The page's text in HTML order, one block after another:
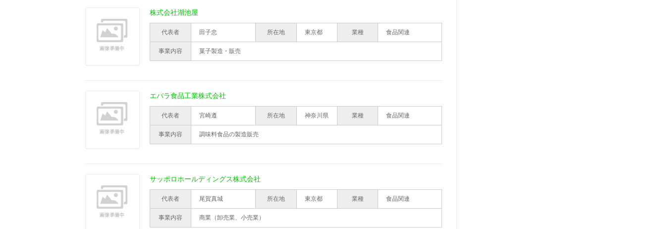
株式会社湖池屋
代表者 田子忠 所在地 東京都 業種 食品関連
事業内容 菓子製造・販売
エバラ食品工業株式会社
代表者 宮崎遵 所在地 神奈川県 業種 食品関連
事業内容 調味料食品の製造販売
サッポロホールディングス株式会社
代表者 尾賀真城 所在地 東京都 業種 食品関連
事業内容 商業（卸売業、小売業）